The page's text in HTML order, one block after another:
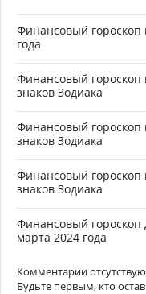
Финансовый
года
Финансовый гороскоп
знаков Зодиака
Финансовый гороскоп
знаков Зодиака
Финансовый гороскоп
знаков Зодиака
Финансовый гороскоп
марта 2024 года
Комментарии
Будьте первым, кто